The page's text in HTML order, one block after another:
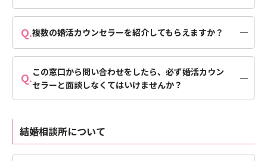
Q.複数の婚活カウンセラーを紹介してもらえますか？
A.ご紹介可能です。希望条件、エリアによっては難しい場合
もございますが、柔軟にご案内しますのでIBJの専任スタ
ッフにご相談ください。
Q.この窓口から問い合わせをしたら、必ず婚活カウン
セラーと面談しなくてはいけませんか？
A.必ず面談しないといけないわけではありません。お話をし
調整後の面談キャンセルはお控えいただいております。
結婚相談所について